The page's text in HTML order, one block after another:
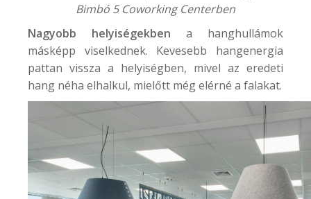
Bimbó 5 Coworking Centerben
Nagyobb helyiségekben a hanghullámok
másképp viselkednek. Kevesebb hangenergia
pattan vissza a helyiségben, mivel az eredeti
hang néha elhalkul, mielőtt még elérné a falakat.